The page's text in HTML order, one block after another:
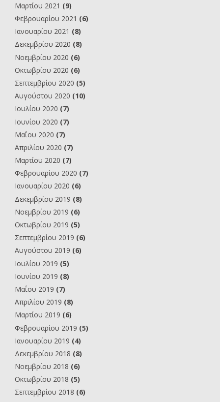
Μαρτίου 2021 (9)
Φεβρουαρίου 2021 (6)
Ιανουαρίου 2021 (8)
Δεκεμβρίου 2020 (8)
Νοεμβρίου 2020 (6)
Οκτωβρίου 2020 (6)
Σεπτεμβρίου 2020 (5)
Αυγούστου 2020 (10)
Ιουλίου 2020 (7)
Ιουνίου 2020 (7)
Μαΐου 2020 (7)
Απριλίου 2020 (7)
Μαρτίου 2020 (7)
Φεβρουαρίου 2020 (7)
Ιανουαρίου 2020 (6)
Δεκεμβρίου 2019 (8)
Νοεμβρίου 2019 (6)
Οκτωβρίου 2019 (5)
Σεπτεμβρίου 2019 (6)
Αυγούστου 2019 (6)
Ιουλίου 2019 (5)
Ιουνίου 2019 (8)
Μαΐου 2019 (7)
Απριλίου 2019 (8)
Μαρτίου 2019 (6)
Φεβρουαρίου 2019 (5)
Ιανουαρίου 2019 (4)
Δεκεμβρίου 2018 (8)
Νοεμβρίου 2018 (6)
Οκτωβρίου 2018 (5)
Σεπτεμβρίου 2018 (6)